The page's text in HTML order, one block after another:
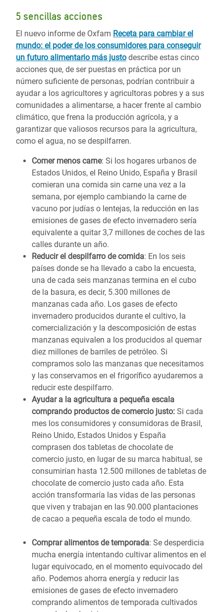
5 sencillas acciones
El nuevo informe de Oxfam Receta para cambiar el
mundo: el poder de los consumidores para conseguir
un futuro alimentario más justo describe estas cinco
acciones que, de ser puestas en práctica por un
número suficiente de personas, podrían contribuir a
ayudar a los agricultores y agricultoras pobres y a sus
comunidades a alimentarse, a hacer frente al cambio
climático, que frena la producción agrícola, y a
garantizar que valiosos recursos para la agricultura,
como el agua, no se despilfarren.
Comer menos carne: Si los hogares urbanos de
Estados Unidos, el Reino Unido, España y Brasil
comieran una comida sin carne una vez a la
semana, por ejemplo cambiando la carne de
vacuno por judías o lentejas, la reducción en las
emisiones de gases de efecto invernadero sería
equivalente a quitar 3,7 millones de coches de las
calles durante un año.
Reducir el despilfarro de comida: En los seis
países donde se ha llevado a cabo la encuesta,
una de cada seis manzanas termina en el cubo
de la basura, es decir, 5.300 millones de
manzanas cada año. Los gases de efecto
invernadero producidos durante el cultivo, la
comercialización y la descomposición de estas
manzanas equivalen a los producidos al quemar
diez millones de barriles de petróleo. Si
compramos solo las manzanas que necesitamos
y las conservamos en el frigorífico ayudaremos a
reducir este despilfarro.
Ayudar a la agricultura a pequeña escala
comprando productos de comercio justo: Si cada
mes los consumidores y consumidoras de Brasil,
Reino Unido, Estados Unidos y España
comprasen dos tabletas de chocolate de
comercio justo, en lugar de su marca habitual, se
consumirían hasta 12.500 millones de tabletas de
chocolate de comercio justo cada año. Esta
acción transformaría las vidas de las personas
que viven y trabajan en las 90.000 plantaciones
de cacao a pequeña escala de todo el mundo.
Comprar alimentos de temporada: Se desperdicia
mucha energía intentando cultivar alimentos en el
lugar equivocado, en el momento equivocado del
año. Podemos ahorra energía y reducir las
emisiones de gases de efecto invernadero
comprando alimentos de temporada cultivados